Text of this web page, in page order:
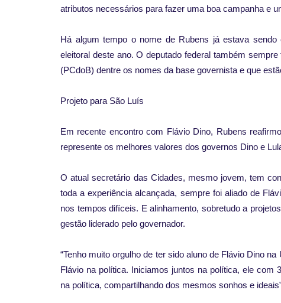
atributos necessários para fazer uma boa campanha e
Há algum tempo o nome de Rubens já estava
eleitoral deste ano. O deputado federal também
(PCdoB) dentre os nomes da base governista e que
Projeto para São Luís
Em recente encontro com Flávio Dino, Rubens
represente os melhores valores dos governos Dino e
O atual secretário das Cidades, mesmo jovem, tem
toda a experiência alcançada, sempre foi aliado de
nos tempos difíceis. E alinhamento, sobretudo a
gestão liderado pelo governador.
“Tenho muito orgulho de ter sido aluno de Flávio Dino
Flávio na política. Iniciamos juntos na política, ele
na política, compartilhando dos mesmos sonhos e